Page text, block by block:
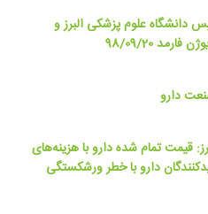
دانشگاه علوم پزشکی البرز و
98/09/20
دارو
قیمت تمام شده دارو با هزینه‌های
دارو با خطر ورشکستگی